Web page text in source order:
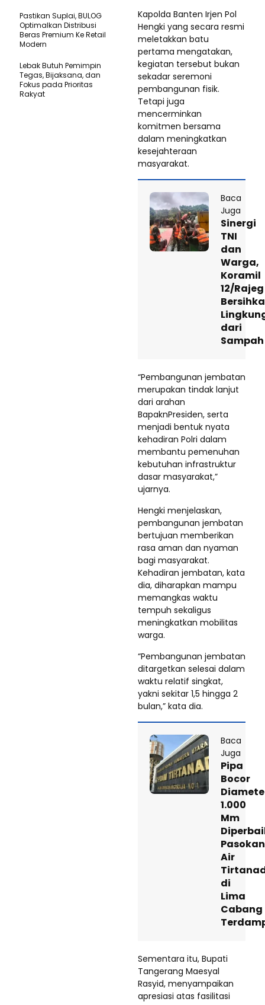
Kapolda Banten Irjen Pol
Hengki yang secara resmi
meletakkan batu
pertama mengatakan,
kegiatan tersebut bukan
sekadar seremoni
pembangunan fisik.
Tetapi juga
mencerminkan
komitmen bersama
dalam meningkatkan
kesejahteraan
masyarakat.
Baca
Juga
Sinergi
TNI
dan
Warga,
Koramil
12/Rajeg
dari
Sampah
“Pembangunan jembatan
merupakan tindak lanjut
dari arahan
BapaknPresiden, serta
menjadi bentuk nyata
kehadiran Polri dalam
membantu pemenuhan
kebutuhan infrastruktur
dasar masyarakat,”
ujarnya.
Hengki menjelaskan,
pembangunan jembatan
bertujuan memberikan
rasa aman dan nyaman
bagi masyarakat.
Kehadiran jembatan, kata
dia, diharapkan mampu
memangkas waktu
tempuh sekaligus
meningkatkan mobilitas
warga.
“Pembangunan jembatan
ditargetkan selesai dalam
waktu relatif singkat,
yakni sekitar 1,5 hingga 2
bulan,” kata dia.
Baca
Juga
Pipa
Bocor
1.000
Mm
Pasokan
Air
di
Lima
Cabang
Sementara itu, Bupati
Tangerang Maesyal
Rasyid, menyampaikan
apresiasi atas fasilitasi
Pastikan SupIai, BULOG
Optimalkan Distribusi
Beras Premium Ke Retail
Modern
Lebak Butuh Pemimpin
Tegas, Bijaksana, dan
Fokus pada Prioritas
Rakyat